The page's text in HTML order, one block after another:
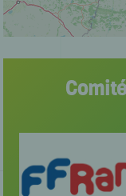
DROME
FINISTERE